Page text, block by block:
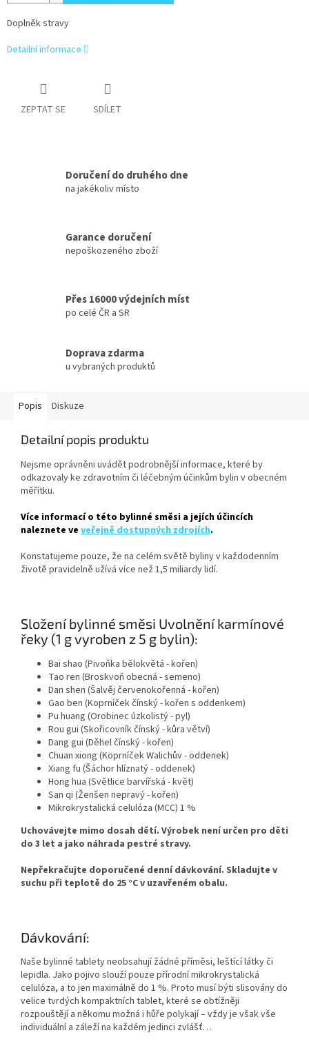
Doplněk stravy
Detailní informace
ZEPTAT SE SDÍLET
Doručení do druhého dne
na jakékoliv místo
Garance doručení
nepoškozeného zboží
Přes 16000 výdejních míst
po celé ČR a SR
Doprava zdarma
u vybraných produktů
Popis Diskuze
Detailní popis produktu
Nejsme oprávněni uvádět podrobnější informace, které by
odkazovaly ke zdravotním či léčebným účinkům bylin v obecném
měřítku.
Více informací o této bylinné směsi a jejích účincích
naleznete ve veřejně dostupných zdrojích.
Konstatujeme pouze, že na celém světě byliny v každodenním
životě pravidelně užívá více než 1,5 miliardy lidí.
Složení bylinné směsi Uvolnění karmínové
řeky (1 g vyroben z 5 g bylin):
Bai shao (Pivoňka bělokvětá - kořen)
Tao ren (Broskvoň obecná - semeno)
Dan shen (Šalvěj červenokořenná - kořen)
Gao ben (Koprníček čínský - kořen s oddenkem)
Pu huang (Orobinec úzkolistý - pyl)
Rou gui (Skořicovník čínský - kůra větví)
Dang gui (Děhel čínský - kořen)
Chuan xiong (Koprníček Walichův - oddenek)
Xiang fu (Šáchor hlíznatý - oddenek)
Hong hua (Světlice barvířská - květ)
San qi (Ženšen nepravý - kořen)
Mikrokrystalická celulóza (MCC) 1 %
Uchovávejte mimo dosah dětí. Výrobek není určen pro děti
do 3 let a jako náhrada pestré stravy.
Nepřekračujte doporučené denní dávkování. Skladujte v
suchu při teplotě do 25 °C v uzavřeném obalu.
Dávkování:
Naše bylinné tablety neobsahují žádné příměsi, leštící látky či
lepidla. Jako pojivo slouží pouze přírodní mikrokrystalická
celulóza, a to jen maximálně do 1 %. Proto musí býti slisovány do
velice tvrdých kompaktních tablet, které se obtížněji
rozpouštějí a někomu možná i hůře polykají – vždy je však vše
individuální a záleží na každém jedinci zvlášť…